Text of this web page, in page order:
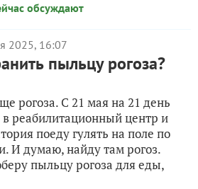
обсуждают
2025, 16:07
пыльцу рогоза?
рогоза. С 21 мая на 21 день
в реабилитационный центр и
поеду гулять на поле по
И думаю, найду там рогоз.
пыльцу рогоза для еды,